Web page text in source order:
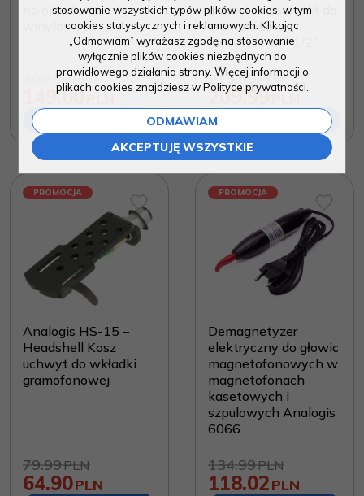
na okładki płyt
winylowych
209.99 PLN
149.00
gramofonowa MM do
gramofonów z
mocowaniem 1/2"
219.99PLN
209.99
PROMOCJA
Analogis HS-15 –
Headshell Kosz
uchwyt do wkładki
gramofonowej
79.99PLN
64.90PLN
PROMOCJA
Demagnetyzer
elektryczny do głowic
magnetofonowych w
magnetofonach
kasetowych i
szpulowych Analogis
6066
134.99PLN
118.02PLN
stosowanie wszystkich typów plików cookies, w tym
cookies statystycznych i reklamowych. Klikając
„Odmawiam” wyrażasz zgodę na stosowanie
wyłącznie plików cookies niezbędnych do
prawidłowego działania strony. Więcej informacji o
plikach cookies znajdziesz w Polityce prywatności.
ODMAWIAM
AKCEPTUJĘ WSZYSTKIE